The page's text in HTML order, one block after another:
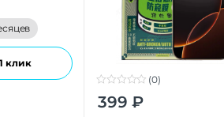
клик
o
(0)
399 ₽